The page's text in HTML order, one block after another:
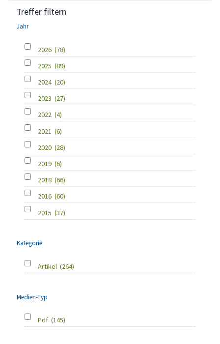
Treffer filtern
Jahr
2026 (78)
2025 (89)
2024 (20)
2023 (27)
2022 (4)
2021 (6)
2020 (28)
2019 (6)
2018 (66)
2016 (60)
2015 (37)
Kategorie
Artikel (264)
Medien-Typ
Pdf (145)